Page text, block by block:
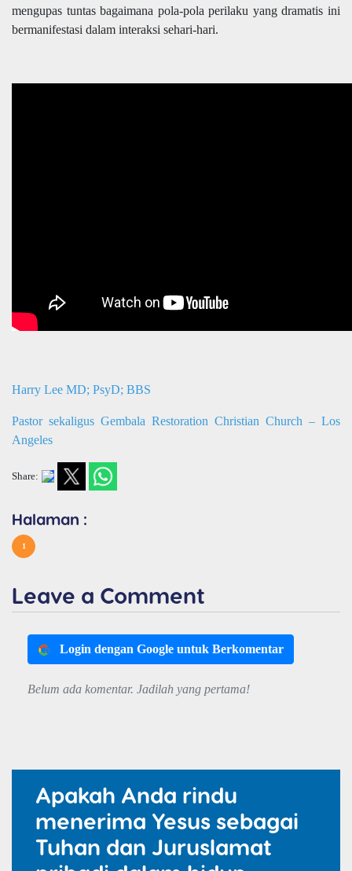
mengupas tuntas bagaimana pola-pola perilaku yang dramatis ini
bermanifestasi dalam interaksi sehari-hari.
Harry Lee MD; PsyD; BBS
Pastor sekaligus Gembala Restoration Christian Church – Los
Angeles
Share:
Halaman :
1
Leave a Comment
Login dengan Google untuk Berkomentar
Belum ada komentar. Jadilah yang pertama!
Apakah Anda rindu
menerima Yesus sebagai
Tuhan dan Juruslamat